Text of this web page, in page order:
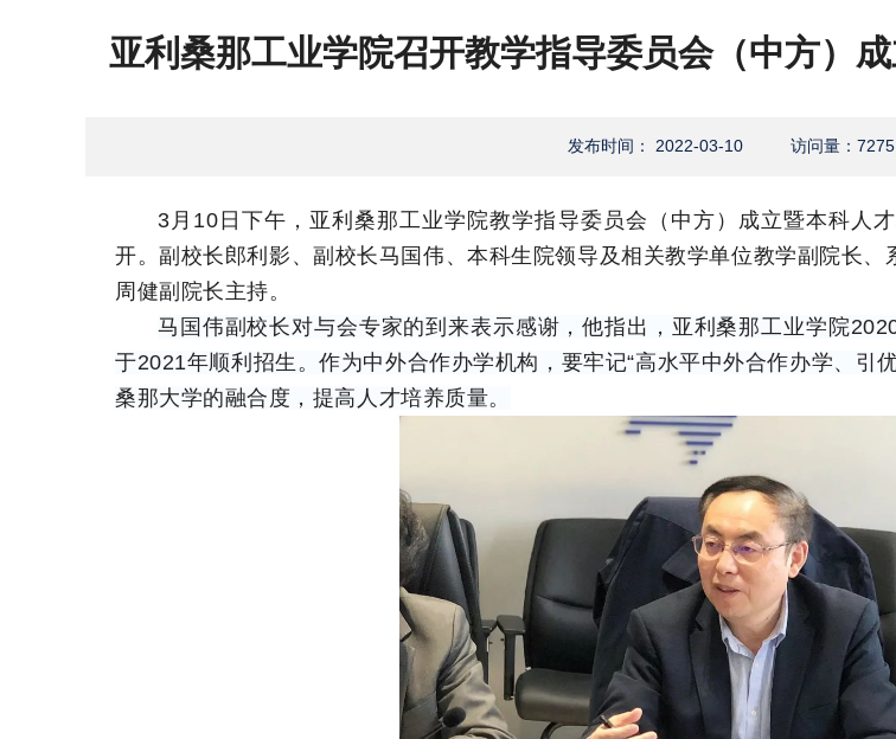
亚利桑那工业学院召开教学指导委员会（中方）
发布时间： 2022-03-10 访问量： 7275
3月10日下午，亚利桑那工业学院教学指导委员会（中方）成立暨本科人
开。副校长郎利影、副校长马国伟、本科生院领导及相关教学单位教学副院长
周健副院长主持。
马国伟副校长对与会专家的到来表示感谢，他指出，亚利桑那工业学院
于2021年顺利招生。作为中外合作办学机构，要牢记“高水平中外合作办学、引
桑那大学的融合度，提高人才培养质量。